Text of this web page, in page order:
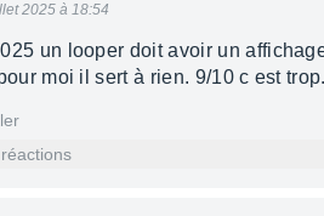
2025 à 18:54
un looper doit avoir un
moi il sert à rien. 9/10 c est